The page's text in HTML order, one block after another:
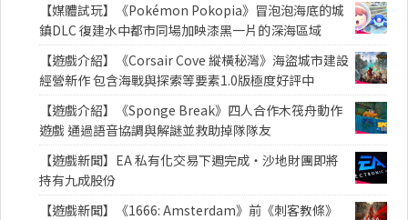
【媒體試玩】《Pokémon Pokopia》冒泡泡海底的城
鎮DLC 復建水中都市同場加映漆黑一片的深海區域
【遊戲介紹】《Corsair Cove 縱橫秘灣》海盜城市建設
經營新作 包含海戰與探索等要素1.0版極度好評中
【遊戲介紹】《Sponge Break》四人合作木筏舟動作
遊戲 通過語音協調與解謎並救助掉隊隊友
【遊戲新聞】EA 私有化交易下週完成・沙地財團即將
持有九成股份
【遊戲新聞】《1666: Amsterdam》前《刺客教條》